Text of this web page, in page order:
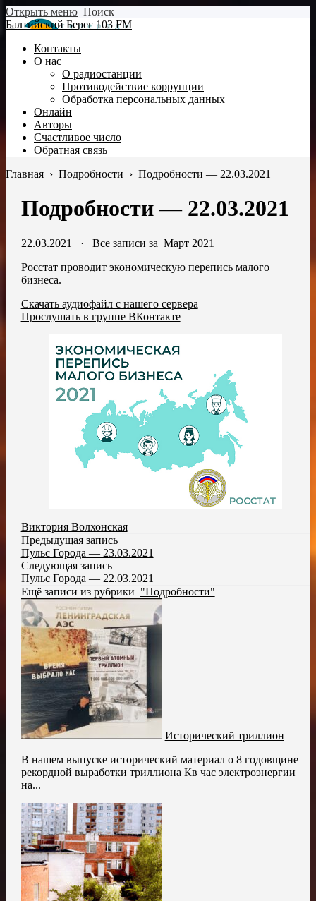
Открыть меню Поиск
Балтийский Берег 103 FM
Контакты
О нас
О радиостанции
Противодействие коррупции
Обработка персональных данных
Онлайн
Авторы
Счастливое число
Обратная связь
Главная › Подробности › Подробности — 22.03.2021
Подробности — 22.03.2021
22.03.2021 · Все записи за Март 2021
Росстат проводит экономическую перепись малого
бизнеса.
Скачать аудиофайл с нашего сервера
Прослушать в группе ВКонтакте
Виктория Волхонская
Предыдущая запись
Пульс Города — 23.03.2021
Следующая запись
Пульс Города — 22.03.2021
Ещё записи из рубрики "Подробности"
Исторический триллион
В нашем выпуске исторический материал о 8 годовщине
рекордной выработки триллиона Кв час электроэнергии
на...